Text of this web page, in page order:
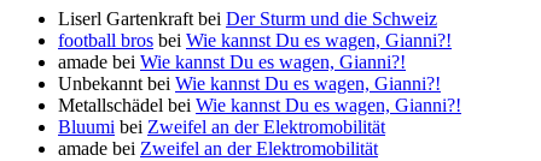
Liserl Gartenkraft bei Der Sturm und die Schweiz
football bros bei Wie kannst Du es wagen, Gianni?!
amade bei Wie kannst Du es wagen, Gianni?!
Unbekannt bei Wie kannst Du es wagen, Gianni?!
Metallschädel bei Wie kannst Du es wagen, Gianni?!
Bluumi bei Zweifel an der Elektromobilität
amade bei Zweifel an der Elektromobilität